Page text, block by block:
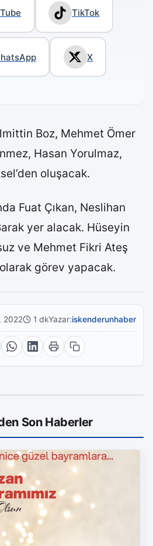
TikTok
X
Boz, Mehmet Ömer
Hasan Yorulmaz,
oluşacak.
Fuat Çıkan, Neslihan
yer alacak. Hüseyin
ve Mehmet Fikri Ateş
görev yapacak.
2022 1 dkYazar:iskenderunhaber
Son Haberler